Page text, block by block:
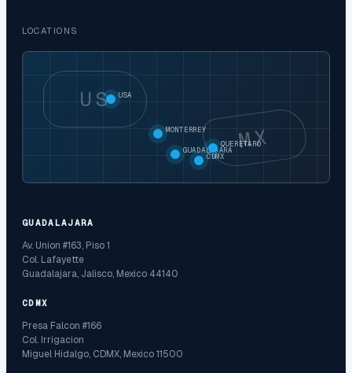
LOCATIONS
US
MX
USA
MONTERREY
GUADALAJARA
CDMX
QUERETARO
GUADALAJARA
Av. Union #163, Piso 1
Col. Lafayette
Guadalajara, Jalisco, Mexico 44140
CDMX
Presa Falcon #166
Col. Irrigacion
Miguel Hidalgo, CDMX, Mexico 11500